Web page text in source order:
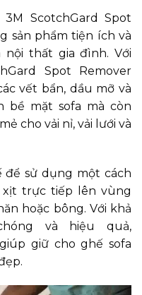
ScotchGard Spot
sản phẩm tiện ích và
nội thất gia đình. Với
Spot Remover
vết bẩn, dầu mỡ và
bề mặt sofa mà còn
cho vải nỉ, vải lưới và
để sử dụng một cách
xịt trực tiếp lên vùng
hoặc bông. Với khả
và hiệu quả,
giữ cho ghế sofa